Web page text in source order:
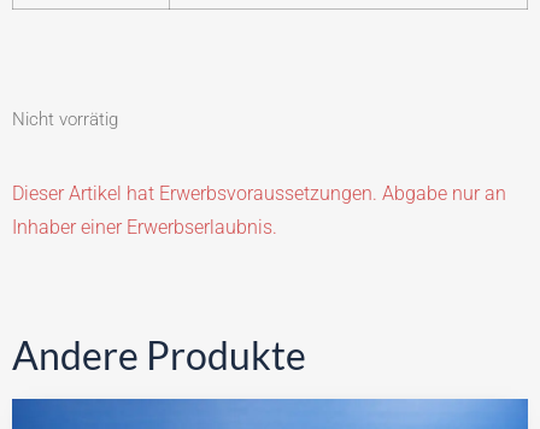
Nicht vorrätig
Dieser Artikel hat Erwerbsvoraussetzungen. Abgabe nur an
Inhaber einer Erwerbserlaubnis.
Andere Produkte